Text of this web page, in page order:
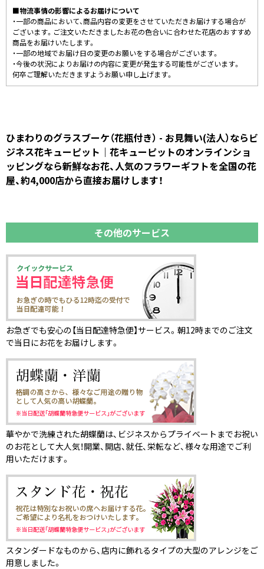
■物流事情の影響によるお届けについて
・一部の商品において、商品内容の変更をさせていただきお届けする場合が
ございます。ご注文いただきましたお花の色合いに合わせた花店のおすすめ
商品をお届けいたします。
・一部の地域でお届け日の変更のお願いをする場合がございます。
・今後の状況によりお届けの内容に変更が発生する可能性がございます。
何卒ご理解いただきますようお願い申し上げます。
ひまわりのグラスブーケ（花瓶付き） - お見舞い(法人）ならビ
ジネス花キューピット｜花キューピットのオンラインショ
ッピングなら新鮮なお花、人気のフラワーギフトを全国の花
屋、約4,000店から直接お届けします！
その他のサービス
お急ぎでも安心の【当日配達特急便】サービス。朝12時までのご注文
で当日にお花をお届けします。
華やかで洗練された胡蝶蘭は、ビジネスからプライベートまでお祝い
のお花として大人気！開業、開店、就任、栄転など、様々な用途でご利
用いただけます。
スタンダードなものから、店内に飾れるタイプの大型のアレンジをご
用意しました。